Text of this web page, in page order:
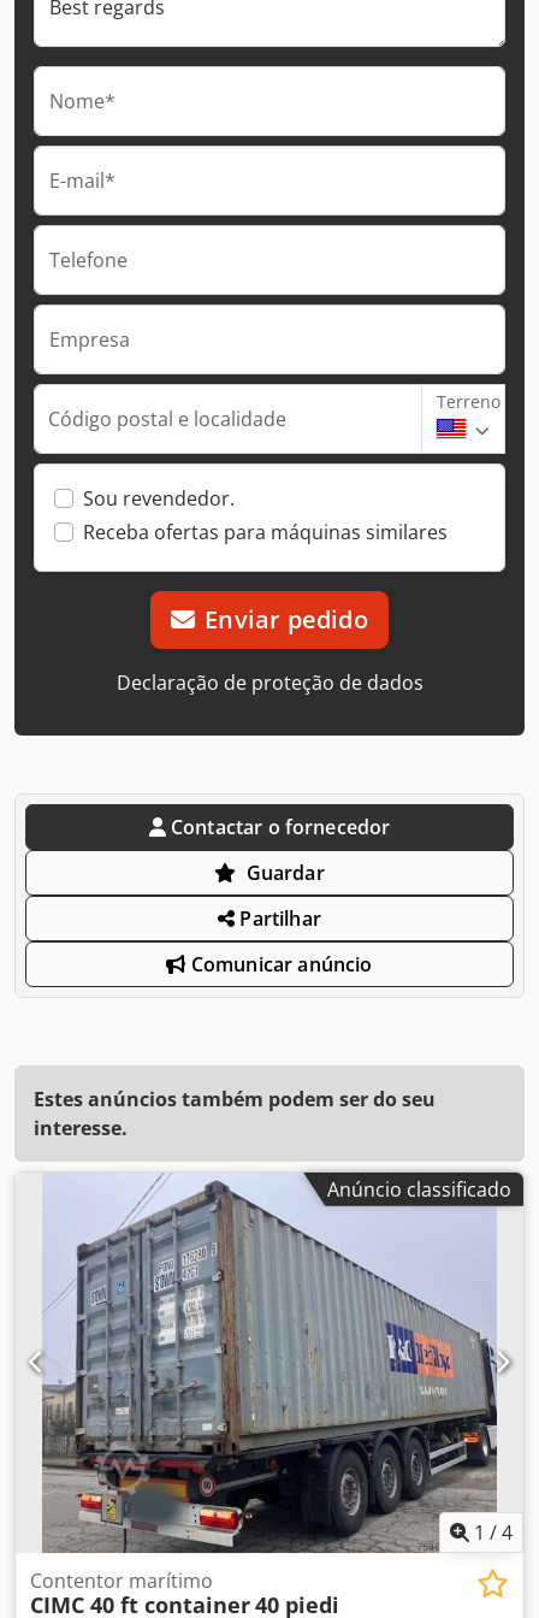
Nome*
E-mail*
Telefone
Empresa
Código postal e localidade
Terreno
Sou revendedor.
Receba ofertas para máquinas similares
Enviar pedido
Declaração de proteção de dados
Contactar o fornecedor
Guardar
Partilhar
Comunicar anúncio
Estes anúncios também podem ser do seu
interesse.
Anúncio classificado
1 /4
Contentor marítimo
CIMC 40 ft container40 piedi